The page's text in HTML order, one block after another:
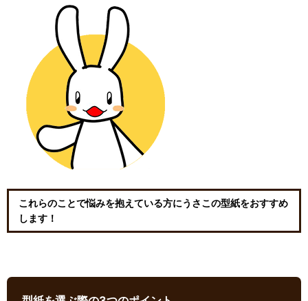
これらのことで悩みを抱えている方にうさこの型紙をおすすめ
します！